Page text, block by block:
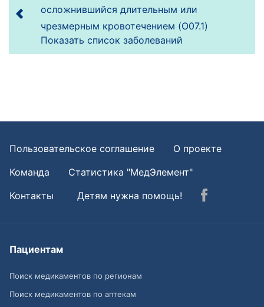
осложнившийся длительным или
чрезмерным кровотечением (O07.1)
Показать список заболеваний
Пользовательское соглашение
О проекте
Команда
Статистика "МедЭлемент"
Контакты
Детям нужна помощь!
Пациентам
Поиск медикаментов по регионам
Поиск медикаментов по аптекам